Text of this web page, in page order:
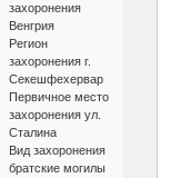
захоронения
Венгрия
Регион
захоронения г.
Секешфехервар
Первичное место
захоронения ул.
Сталина
Вид захоронения
братские могилы